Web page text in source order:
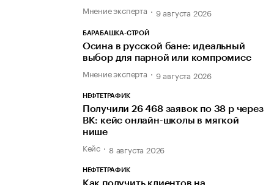
Мнение эксперта 9 августа 2026
БАРАБАШКА-СТРОЙ
Осина в русской бане: идеальный
выбор для парной или компромисс
Мнение эксперта 9 августа 2026
НЕФТЕТРАФИК
Получили 26 468 заявок по 38 р через
ВК: кейс онлайн-школы в мягкой
нише
Кейс 8 августа 2026
НЕФТЕТРАФИК